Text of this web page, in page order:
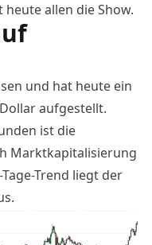
allen die Show.
und hat heute ein
aufgestellt.
ist die
Marktkapitalisierung
Trend liegt der